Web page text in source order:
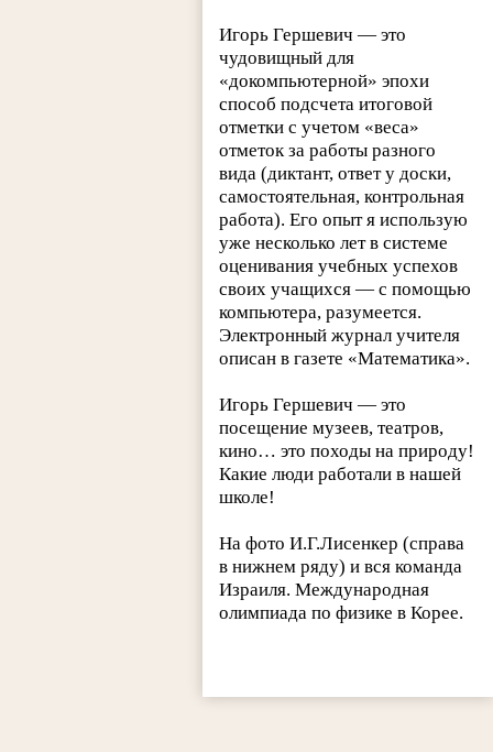
Игорь Гершевич — это
чудовищный для
«докомпьютерной» эпохи
способ подсчета итоговой
отметки с учетом «веса»
отметок за работы разного
вида (диктант, ответ у доски,
самостоятельная, контрольная
работа). Его опыт я использую
уже несколько лет в системе
оценивания учебных успехов
своих учащихся — с помощью
компьютера, разумеется.
Электронный журнал учителя
описан в газете «Математика».
Игорь Гершевич — это
посещение музеев, театров,
кино… это походы на природу!
Какие люди работали в нашей
школе!
На фото И.Г.Лисенкер (справа
в нижнем ряду) и вся команда
Израиля. Международная
олимпиада по физике в Корее.